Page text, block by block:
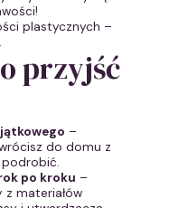
plastycznych –
przyjść
–
do domu z
podrobić.
po kroku –
z materiałów